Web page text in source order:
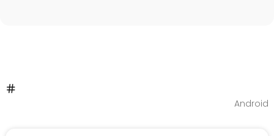
Android